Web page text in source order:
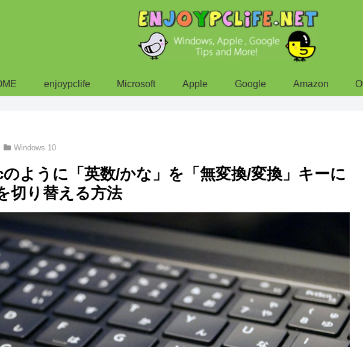
enjoypclife Microsoft Apple Google Amazon
Windows 10
ように「英数/かな」を「無変換/変換」キーに
切り替える方法